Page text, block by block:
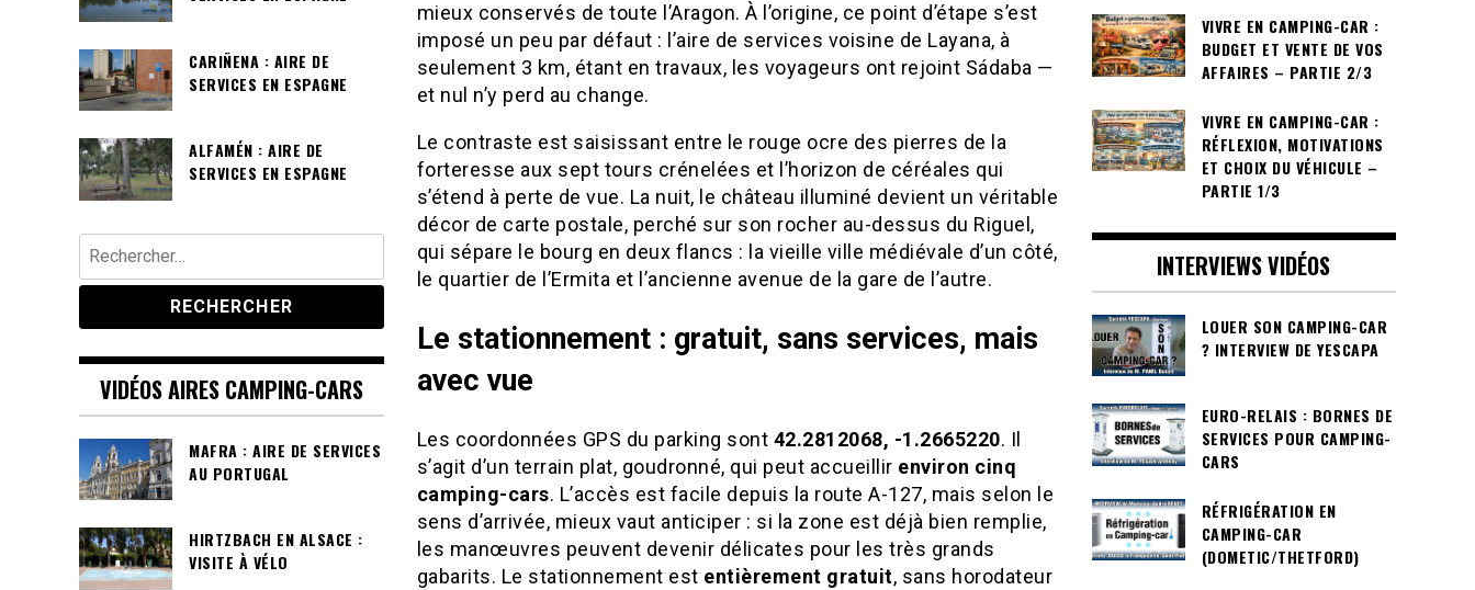
mieux conservés de toute l’Aragon. À l’origine, ce point d’étape s’est
imposé un peu par défaut : l’aire de services voisine de Layana, à
seulement 3 km, étant en travaux, les voyageurs ont rejoint Sádaba —
et nul n’y perd au change.
Le contraste est saisissant entre le rouge ocre des pierres de la
forteresse aux sept tours crénelées et l’horizon de céréales qui
s’étend à perte de vue. La nuit, le château illuminé devient un véritable
décor de carte postale, perché sur son rocher au-dessus du Riguel,
qui sépare le bourg en deux flancs : la vieille ville médiévale d’un côté,
le quartier de l’Ermita et l’ancienne avenue de la gare de l’autre.
Le stationnement : gratuit, sans services, mais
avec vue
Les coordonnées GPS du parking sont 42.2812068, -1.2665220. Il
s’agit d’un terrain plat, goudronné, qui peut accueillir environ cinq
camping-cars. L’accès est facile depuis la route A-127, mais selon le
sens d’arrivée, mieux vaut anticiper : si la zone est déjà bien remplie,
les manœuvres peuvent devenir délicates pour les très grands
gabarits. Le stationnement est entièrement gratuit, sans horodateur
CARIÑENA : AIRE DE
SERVICES EN ESPAGNE
ALFAMÉN : AIRE DE
SERVICES EN ESPAGNE
Rechercher :
VIDÉOS AIRES CAMPING-CARS
MAFRA : AIRE DE SERVICES
AU PORTUGAL
HIRTZBACH EN ALSACE :
VISITE À VÉLO
VIVRE EN CAMPING-CAR :
BUDGET ET VENTE DE VOS
AFFAIRES – PARTIE 2/3
VIVRE EN CAMPING-CAR :
RÉFLEXION, MOTIVATIONS
ET CHOIX DU VÉHICULE –
PARTIE 1/3
INTERVIEWS VIDÉOS
LOUER SON CAMPING-CAR
? INTERVIEW DE YESCAPA
EURO-RELAIS : BORNES DE
SERVICES POUR CAMPING-
CARS
RÉFRIGÉRATION EN
CAMPING-CAR
(DOMETIC/THETFORD)